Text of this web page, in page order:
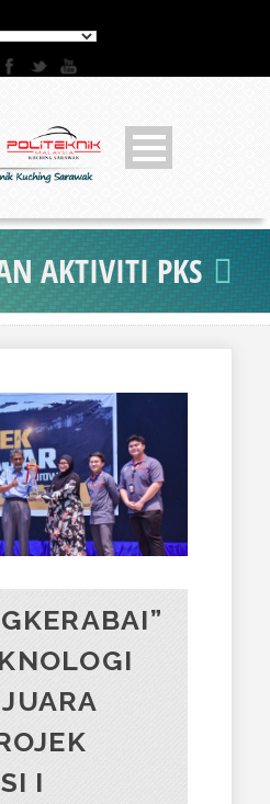
AKTIVITI PKS
I